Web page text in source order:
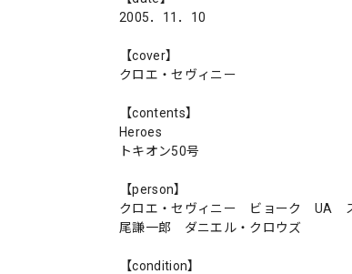
2005．11．10
【cover】
クロエ・セヴィニー
【contents】
Heroes
トキオン50号
【person】
クロエ・セヴィニー ビョーク UA
尾謙一郎 ダニエル・クロウズ
【condition】